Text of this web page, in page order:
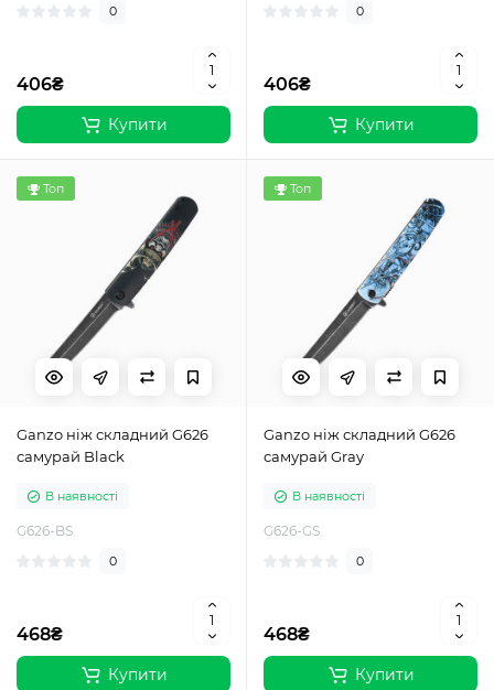
0
406₴
Купити
0
406₴
Купити
Топ
Ganzo ніж складний G626
самурай Black
В наявності
G626-BS
0
468₴
Купити
Топ
Ganzo ніж складний G626
самурай Gray
В наявності
G626-GS
0
468₴
Купити